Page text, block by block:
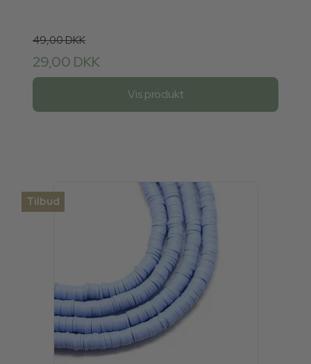
49,00 DKK
29,00 DKK
Vis produkt
Tilbud